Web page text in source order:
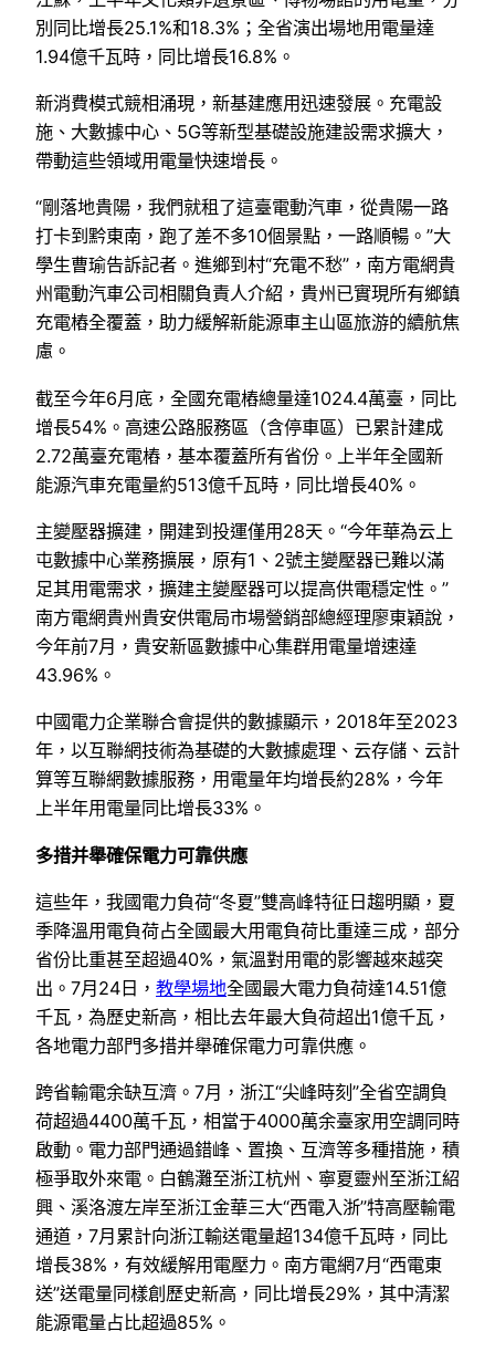
別同比增長25.1%和18.3%；全省演出場地用電量達
1.94億千瓦時，同比增長16.8%。
新消費模式競相涌現，新基建應用迅速發展。充電設
施、大數據中心、5G等新型基礎設施建設需求擴大，
帶動這些領域用電量快速增長。
“剛落地貴陽，我們就租了這臺電動汽車，從貴陽一路
打卡到黔東南，跑了差不多10個景點，一路順暢。”大
學生曹瑜告訴記者。進鄉到村“充電不愁”，南方電網貴
州電動汽車公司相關負責人介紹，貴州已實現所有鄉鎮
充電樁全覆蓋，助力緩解新能源車主山區旅游的續航焦
慮。
截至今年6月底，全國充電樁總量達1024.4萬臺，同比
增長54%。高速公路服務區（含停車區）已累計建成
2.72萬臺充電樁，基本覆蓋所有省份。上半年全國新
能源汽車充電量約513億千瓦時，同比增長40%。
主變壓器擴建，開建到投運僅用28天。“今年華為云上
屯數據中心業務擴展，原有1、2號主變壓器已難以滿
足其用電需求，擴建主變壓器可以提高供電穩定性。”
南方電網貴州貴安供電局市場營銷部總經理廖東穎說，
今年前7月，貴安新區數據中心集群用電量增速達
43.96%。
中國電力企業聯合會提供的數據顯示，2018年至2023
年，以互聯網技術為基礎的大數據處理、云存儲、云計
算等互聯網數據服務，用電量年均增長約28%，今年
上半年用電量同比增長33%。
多措并舉確保電力可靠供應
這些年，我國電力負荷“冬夏”雙高峰特征日趨明顯，夏
季降溫用電負荷占全國最大用電負荷比重達三成，部分
省份比重甚至超過40%，氣溫對用電的影響越來越突
出。7月24日， 教學場地全國最大電力負荷達14.51億
千瓦，為歷史新高，相比去年最大負荷超出1億千瓦，
各地電力部門多措并舉確保電力可靠供應。
跨省輸電余缺互濟。7月，浙江“尖峰時刻”全省空調負
荷超過4400萬千瓦，相當于4000萬余臺家用空調同時
啟動。電力部門通過錯峰、置換、互濟等多種措施，積
極爭取外來電。白鶴灘至浙江杭州、寧夏靈州至浙江紹
興、溪洛渡左岸至浙江金華三大“西電入浙”特高壓輸電
通道，7月累計向浙江輸送電量超134億千瓦時，同比
增長38%，有效緩解用電壓力。南方電網7月“西電東
送”送電量同樣創歷史新高，同比增長29%，其中清潔
能源電量占比超過85%。